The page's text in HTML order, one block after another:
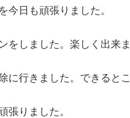
今日も頑張りました。
をしました。楽しく出来ま
に行きました。できると
張りました。